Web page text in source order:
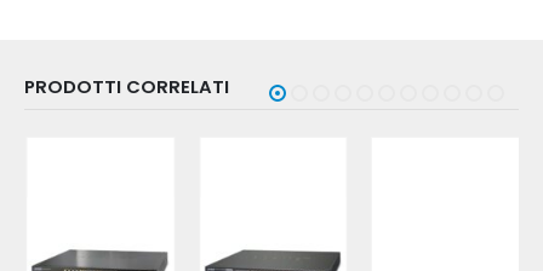
PRODOTTI CORRELATI